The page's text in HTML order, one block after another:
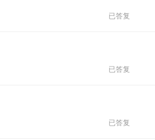
已答复
已答复
已答复